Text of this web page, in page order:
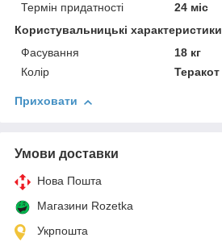
Термін придатності
24 міс
Користувальницькі характеристики
Фасування
18 кг
Колір
Теракот
Приховати
Умови доставки
Нова Пошта
Магазини Rozetka
Укрпошта